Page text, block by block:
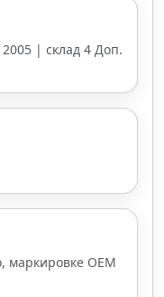
| склад 4 Доп.
маркировке OEM